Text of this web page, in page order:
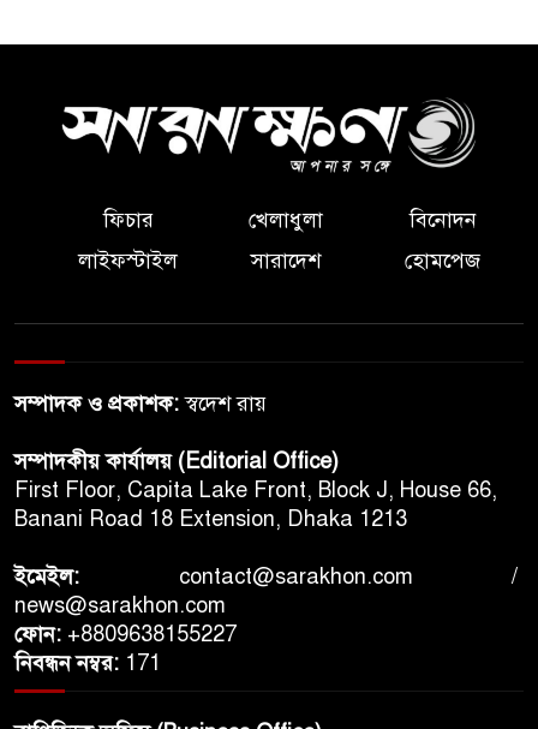
ফিচার খেলাধুলা
বিনোদন
লাইফস্টাইল
সারাদেশ হোমপেজ
সম্পাদক ও প্রকাশক:স্বদেশ রায়
সম্পাদকীয় কার্যালয় (Editorial Office)
First Floor, Capita Lake Front, Block J, House 66,
Banani Road 18 Extension, Dhaka 1213
ইমেইল: contact@sarakhon.com /
news@sarakhon.com
ফোন: +8809638155227
নিবন্ধন নম্বর: 171